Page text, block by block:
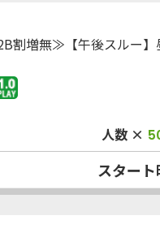
割増無≫【午後スルー】
人数 ×
スター